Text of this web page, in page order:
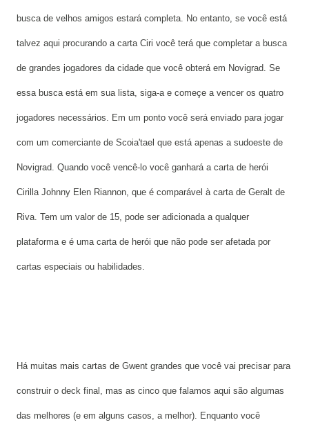
busca de velhos amigos estará completa. No entanto, se você está
talvez aqui procurando a carta Ciri você terá que completar a busca
de grandes jogadores da cidade que você obterá em Novigrad. Se
essa busca está em sua lista, siga-a e começe a vencer os quatro
jogadores necessários. Em um ponto você será enviado para jogar
com um comerciante de Scoia'tael que está apenas a sudoeste de
Novigrad. Quando você vencê-lo você ganhará a carta de herói
Cirilla Johnny Elen Riannon, que é comparável à carta de Geralt de
Riva. Tem um valor de 15, pode ser adicionada a qualquer
plataforma e é uma carta de herói que não pode ser afetada por
cartas especiais ou habilidades.
Há muitas mais cartas de Gwent grandes que você vai precisar para
construir o deck final, mas as cinco que falamos aqui são algumas
das melhores (e em alguns casos, a melhor). Enquanto você